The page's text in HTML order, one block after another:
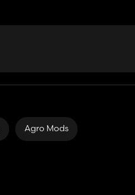
Agro Mods